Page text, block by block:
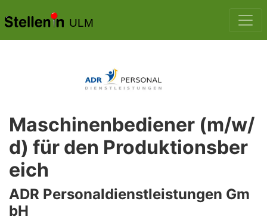
ULM
Maschinenbediener (m/w/
d) für den Produktionsber
eich
ADR Personaldienstleistungen Gm
bH